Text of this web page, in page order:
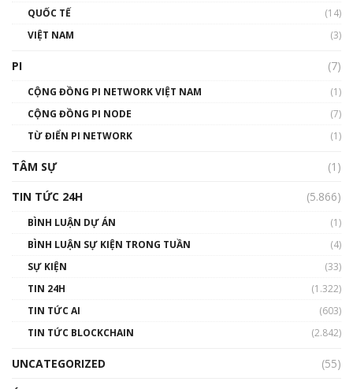
Talkshow 14: MemeCoin – Trò đùa tỷ đô
01:29:26
QUỐC TẾ
(14)
VIỆT NAM
(3)
PI (7)
CỘNG ĐỒNG PI NETWORK VIỆT NAM
(1)
CỘNG ĐỒNG PI NODE
(7)
TỪ ĐIỂN PI NETWORK
(1)
TÂM SỰ
(1)
TIN TỨC 24H
(5.866)
BÌNH LUẬN DỰ ÁN
(1)
BÌNH LUẬN SỰ KIỆN TRONG TUẦN
(4)
SỰ KIỆN
(33)
TIN 24H
(1.322)
TIN TỨC AI
(603)
TIN TỨC BLOCKCHAIN
(2.842)
UNCATEGORIZED
(55)